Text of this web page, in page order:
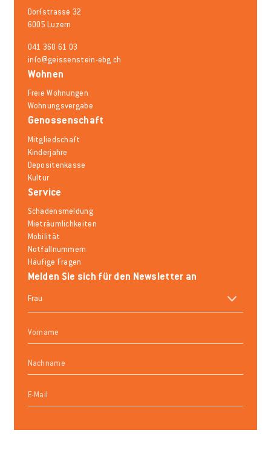
Dorfstrasse 32
6005 Luzern
041 360 61 03
info@geissenstein-ebg.ch
Wohnen
Freie Wohnungen
Wohnungsvergabe
Genossenschaft
Mitgliedschaft
Kinderjahre
Depositenkasse
Kultur
Service
Schadensmeldung
Mieträumlichkeiten
Mobilität
Notfallnummern
Häufige Fragen
Melden Sie sich für den Newsletter an